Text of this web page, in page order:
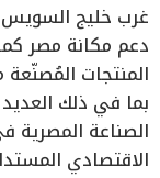
غرب خليج
دعم مكانة مصر
بما في ذلك
الصناعة المصرية
الاقتصادي